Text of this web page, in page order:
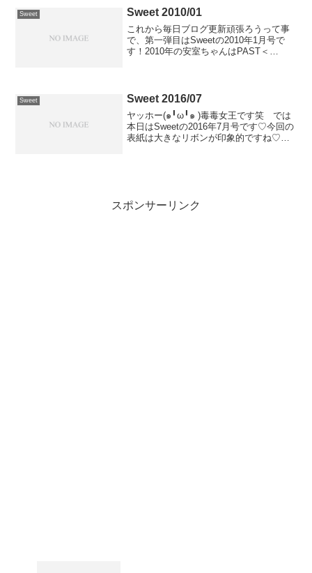
たというエピ...
Sweet Sweet 2010/01
これから毎日ブログ更新頑張ろうって事
で、第一弾目はSweetの2010年1月号で
す！2010年の安室ちゃんはPAST＜
っ...
Sweet Sweet 2016/07
ヤッホー(๑╹ω╹๑ )毒毒女王です笑 では
本日はSweetの2016年7月号です♡今回の
表紙は大きなリボンが印象的ですね♡イ
スポンサーリンク